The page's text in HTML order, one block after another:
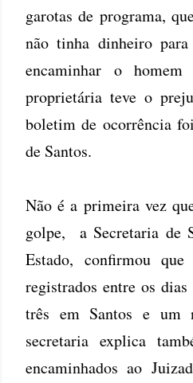
garotas de programa,
não tinha dinheiro
encaminhar o
proprietária teve o
boletim de ocorrência
de Santos.
Não é a primeira vez
golpe, a Secretaria de
Estado, confirmou
registrados entre os
três em Santos e um
secretaria explica
encaminhados ao